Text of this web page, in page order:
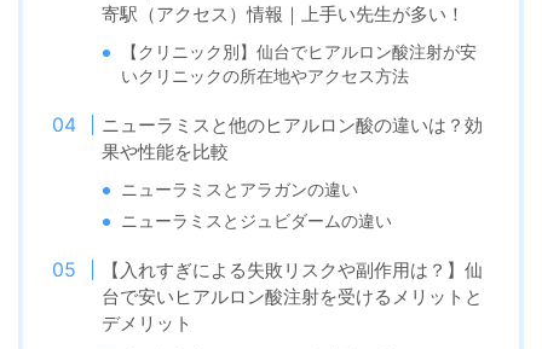
寄駅（アクセス）情報｜上手い先生が多い！
【クリニック別】仙台でヒアルロン酸注射が安
いクリニックの所在地やアクセス方法
ニューラミスと他のヒアルロン酸の違いは？効
果や性能を比較
ニューラミスとアラガンの違い
ニューラミスとジュビダームの違い
【入れすぎによる失敗リスクや副作用は？】仙
台で安いヒアルロン酸注射を受けるメリットと
デメリット